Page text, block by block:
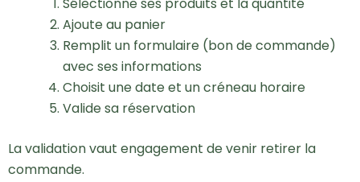
Ajoute au panier
Remplit un formulaire (bon de commande)
avec ses informations
Choisit une date et un créneau horaire
Valide sa réservation
La validation vaut engagement de venir retirer la
commande.